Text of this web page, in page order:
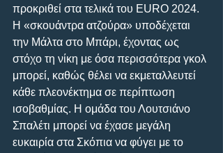
προκριθεί στα τελικά του ΕURO 2024.
H «σκουάντρα ατζούρα» υποδέχεται
την Μάλτα στο Μπάρι, έχοντας ως
στόχο τη νίκη με όσα περισσότερα γκολ
μπορεί, καθώς θέλει να εκμεταλλευτεί
κάθε πλεονέκτημα σε περίπτωση
ισοβαθμίας. Η ομάδα του Λουτσιάνο
Σπαλέτι μπορεί να έχασε μεγάλη
ευκαιρία στα Σκόπια να φύγει με το